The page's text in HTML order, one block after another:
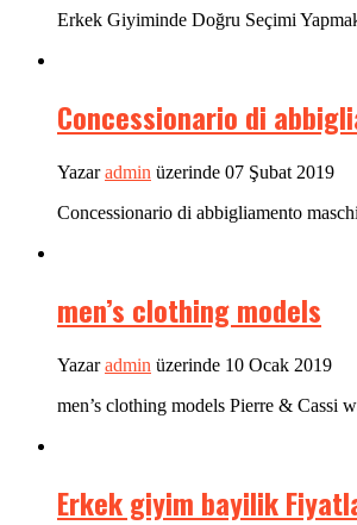
Erkek Giyiminde Doğru Seçimi
Concessionario di
Yazaradmin üzerinde 07 Şubat 2019
Concessionario di abbigliamento
men’s clothing models
Yazaradmin üzerinde 10 Ocak 2019
men’s clothing models Pierre & Cassi
Erkek giyim bayilik